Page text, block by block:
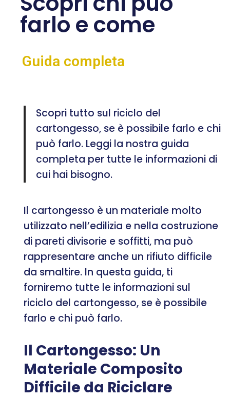
farlo e come
Guida completa
Scopri tutto sul riciclo del
cartongesso, se è possibile farlo e chi
può farlo. Leggi la nostra guida
completa per tutte le informazioni di
cui hai bisogno.
Il cartongesso è un materiale molto
utilizzato nell’edilizia e nella costruzione
di pareti divisorie e soffitti, ma può
rappresentare anche un rifiuto difficile
da smaltire. In questa guida, ti
forniremo tutte le informazioni sul
riciclo del cartongesso, se è possibile
farlo e chi può farlo.
Il Cartongesso: Un
Materiale Composito
Difficile da Riciclare